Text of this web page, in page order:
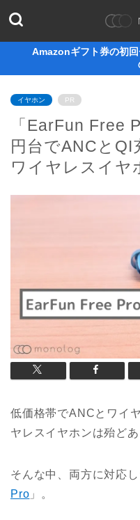
Amazonギフト券の初
イヤホン PR
「EarFun Free
円台でANCとQI
ワイヤレスイヤ
低価格帯でANCとワイ
ヤレスイヤホンは殆どあ
そんな中、両方に対応し
Pro 」。